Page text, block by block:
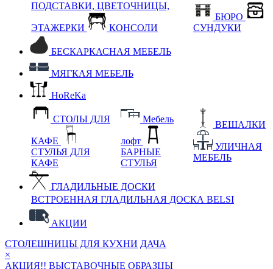
ПОДСТАВКИ, ЦВЕТОЧНИЦЫ,
ЭТАЖЕРКИ КОНСОЛИ
БЮРО
СУНДУКИ
БЕСКАРКАСНАЯ МЕБЕЛЬ
МЯГКАЯ МЕБЕЛЬ
HoReKa
СТОЛЫ ДЛЯ
КАФЕ
СТУЛЬЯ ДЛЯ
КАФЕ
Мебель
лофт
БАРНЫЕ
СТУЛЬЯ
ВЕШАЛКИ
УЛИЧНАЯ
МЕБЕЛЬ
ГЛАДИЛЬНЫЕ ДОСКИ
ВСТРОЕННАЯ ГЛАДИЛЬНАЯ ДОСКА BELSI
АКЦИИ
СТОЛЕШНИЦЫ ДЛЯ КУХНИ ДАЧА
×
АКЦИЯ!! ВЫСТАВОЧНЫЕ ОБРАЗЦЫ